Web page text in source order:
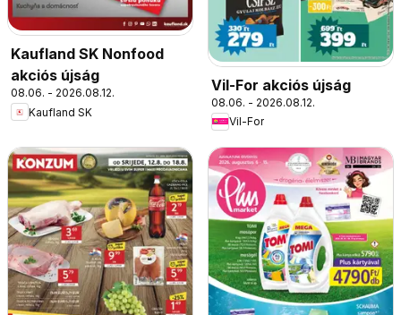
Kaufland SK Nonfood
akciós újság
08.06. - 2026.08.12.
Kaufland SK
Vil-For akciós újság
08.06. - 2026.08.12.
Vil-For